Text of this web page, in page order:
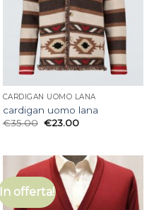
CARDIGAN UOMO LANA
cardigan uomo lana
€35.00 €23.00
In offerta!